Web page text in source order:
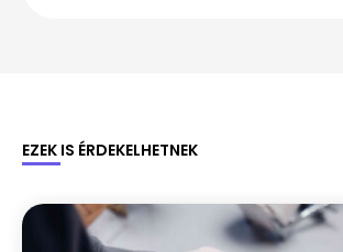
EZEK IS ÉRDEKELHETNEK